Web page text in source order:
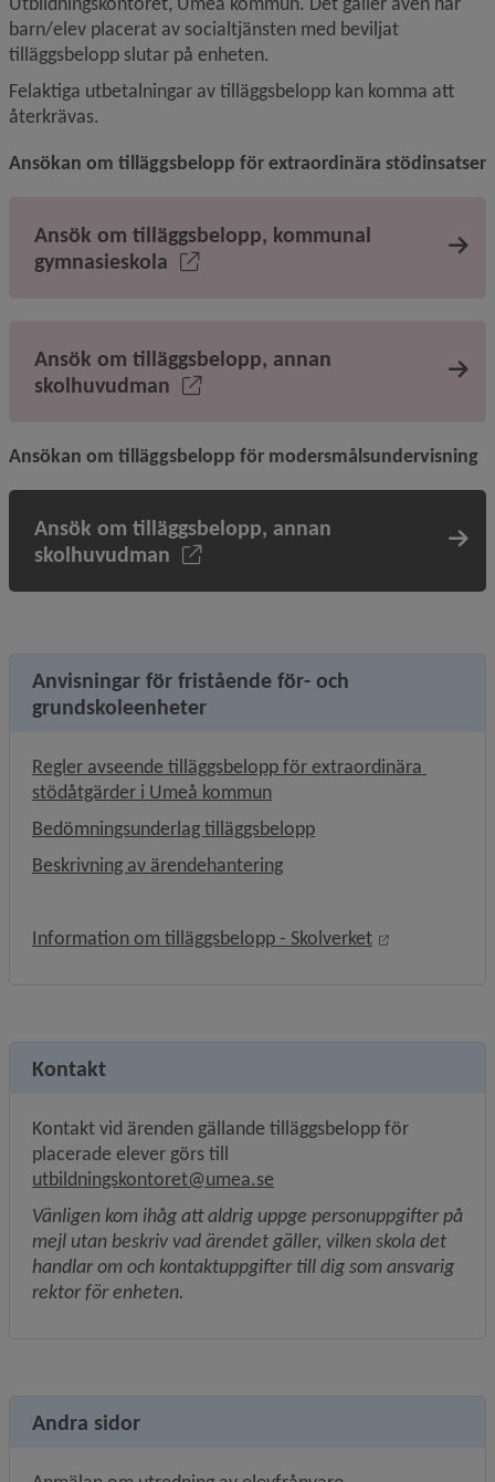
barn/elev placerat av socialtjänsten med beviljat
tilläggsbelopp slutar på enheten.
Felaktiga utbetalningar av tilläggsbelopp kan komma att
återkrävas.
Ansökan om tilläggsbelopp för extraordinära stödinsatser
Ansök om tilläggsbelopp, kommunal
gymnasieskola
Ansök om tilläggsbelopp, annan
skolhuvudman
Ansökan om tilläggsbelopp för modersmålsundervisning
Ansök om tilläggsbelopp, annan
skolhuvudman
Anvisningar för fristående för- och
grundskoleenheter
Regler avseende tilläggsbelopp för extraordinära
stödåtgärder i Umeå kommun, 520.6 kB, öppnas i nytt
Bedömningsunderlag tilläggsbelopp, 479.7 kB, öppnas i
Beskrivning av ärendehantering, 123.9 kB, öppnas i nytt
Information om tilläggsbelopp - Skolverket Länk till
Kontakt
Kontakt vid ärenden gällande tilläggsbelopp för
utbildningskontoret@umea.se
Vänligen kom ihåg att aldrig uppge personuppgifter på
mejl utan beskriv vad ärendet gäller, vilken skola det
handlar om och kontaktuppgifter till dig som ansvarig
rektor för enheten.
Andra sidor